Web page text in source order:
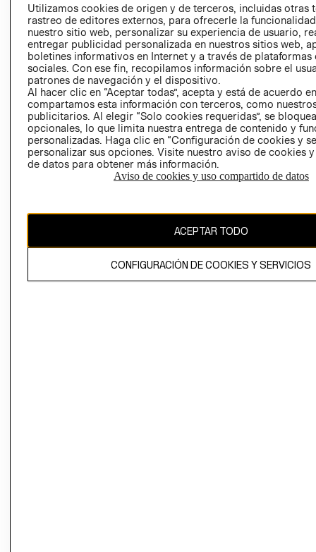
AVISO DE
PRIVACIDAD
GIFT CARD
AVISO DE
COOKIES
Uruguay ($U)
El contenido de esta página web está protegido por copyright y es
propiedad de H&M Hennes & Mauritz AB.
Utilizamos cookies de origen y de terceros, incluidas otras
rastreo de editores externos, para ofrecerle la
nuestro sitio web, personalizar su experiencia de usuario,
entregar publicidad personalizada en nuestros sitios web,
boletines informativos en Internet y a través de plataformas
sociales. Con ese fin, recopilamos información sobre el
patrones de navegación y el dispositivo.
Al hacer clic en “Aceptar todas”, acepta y está de acuerdo
compartamos esta información con terceros, como
publicitarios. Al elegir “Solo cookies requeridas”, se
opcionales, lo que limita nuestra entrega de contenido y
personalizadas. Haga clic en “Configuración de cookies y
personalizar sus opciones. Visite nuestro aviso de cookies
de datos para obtener más información.
Aviso de cookies y uso compartido de datos
ACEPTAR TODO
CONFIGURACIÓN DE COOKIES Y SERVICIOS